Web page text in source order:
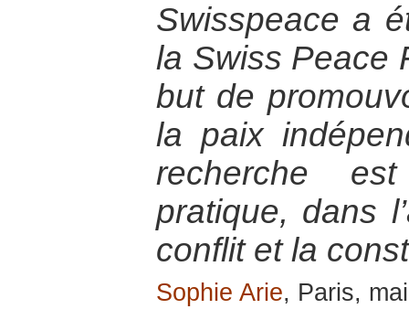
Swisspeace a
la Swiss Peace
but de
la paix
recherche
pratique, dans
conflit et la
Sophie Arie, Paris,